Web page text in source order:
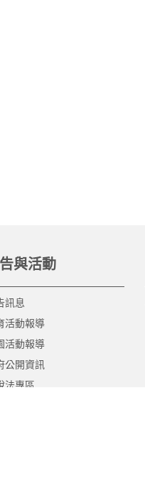
與活動
訊息
活動報導
活動報導
公開資訊
法專區